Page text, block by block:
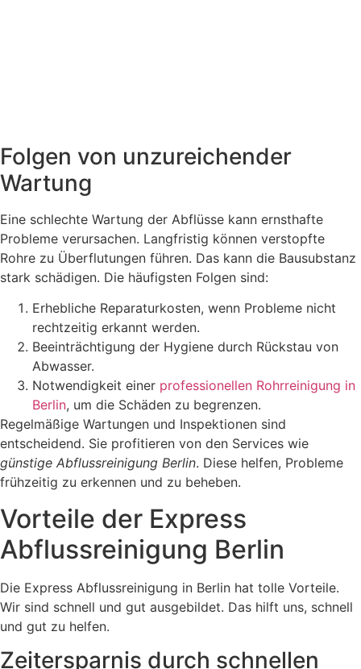
Folgen von unzureichender
Wartung
Eine schlechte Wartung der Abflüsse kann ernsthafte
Probleme verursachen. Langfristig können verstopfte
Rohre zu Überflutungen führen. Das kann die Bausubstanz
stark schädigen. Die häufigsten Folgen sind:
Erhebliche Reparaturkosten, wenn Probleme nicht
rechtzeitig erkannt werden.
Beeinträchtigung der Hygiene durch Rückstau von
Abwasser.
Notwendigkeit einer professionellen Rohrreinigung in
Berlin, um die Schäden zu begrenzen.
Regelmäßige Wartungen und Inspektionen sind
entscheidend. Sie profitieren von den Services wie
günstige Abflussreinigung Berlin. Diese helfen, Probleme
frühzeitig zu erkennen und zu beheben.
Vorteile der Express
Abflussreinigung Berlin
Die Express Abflussreinigung in Berlin hat tolle Vorteile.
Wir sind schnell und gut ausgebildet. Das hilft uns, schnell
und gut zu helfen.
Zeitersparnis durch schnellen